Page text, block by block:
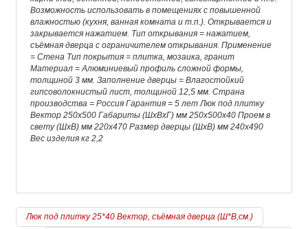
Возможность использовать в помещениях с повышенной
влажностью (кухня, ванная комната и т.п.). Открывается и
закрывается нажатием. Тип открывания = нажатием,
съёмная дверца с ограничителем открывания. Применение
= Стена Тип покрытия = плитка, мозаика, гранит
Материал = Алюминиевый профиль сложной формы,
толщиной 3 мм. Заполнение дверцы = Влагостойкий
гипсоволокнистый лист, толщиной 12,5 мм. Страна
производства = Россия Гарантия = 5 лет Люк под плитку
Вектор 250х500 Габариты (ШхВхГ) мм 250х500х40 Проем в
свету (ШхВ) мм 220х470 Размер дверцы (ШхВ) мм 240х490
Вес изделия кг 2,2
Люк под плитку 25*40 Вектор, съёмная дверца (Ш*В,см.)